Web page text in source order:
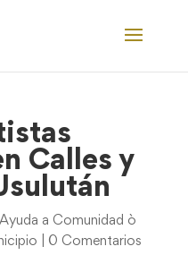
Calles y
Ayuda a Comunidad ò
0 Comentarios